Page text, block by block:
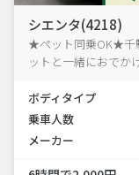
シエンタ(4218)
★ペット同乗OK★千
ットと一緒におでか
ボディタイプ
乗車人数
メーカー